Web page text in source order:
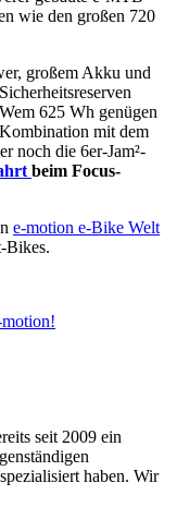
wie den großen 720
großem Akku und
625 Wh genügen
mit dem
noch die 6er-Jam²-
beim Focus-
e-motion e-Bike Welt
Bikes.
motion!
seit 2009 ein
haben. Wir